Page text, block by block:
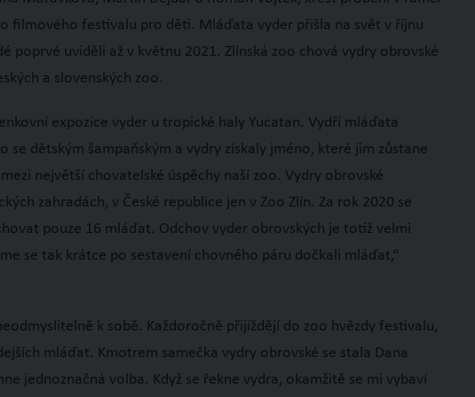
filmového festivalu pro děti. Mláďata vyder přišla na svět v říjnu
poprvé uviděli až v květnu 2021. Zlínská zoo chová vydry obrovské
a slovenských zoo.
expozice vyder u tropické haly Yucatan. Vydří mláďata
se dětským šampaňským a vydry získaly jméno, které jim zůstane
největší chovatelské úspěchy naší zoo. Vydry obrovské
zahradách, v České republice jen v Zoo Zlín. Za rok 2020 se
pouze 16 mláďat. Odchov vyder obrovských je totiž velmi
se tak krátce po sestavení chovného páru dočkali mláďat,“
k sobě. Každoročně přijíždějí do zoo hvězdy festivalu,
mláďat. Kmotrem samečka vydry obrovské se stala Dana
jednoznačná volba. Když se řekne vydra, okamžitě se mi vybaví